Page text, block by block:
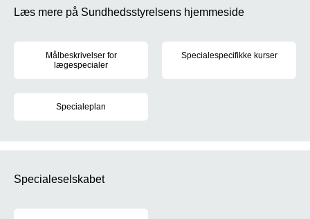
Læs mere på Sundhedsstyrelsens hjemmeside
Målbeskrivelser for
lægespecialer
Specialespecifikke kurser
Specialeplan
Specialeselskabet